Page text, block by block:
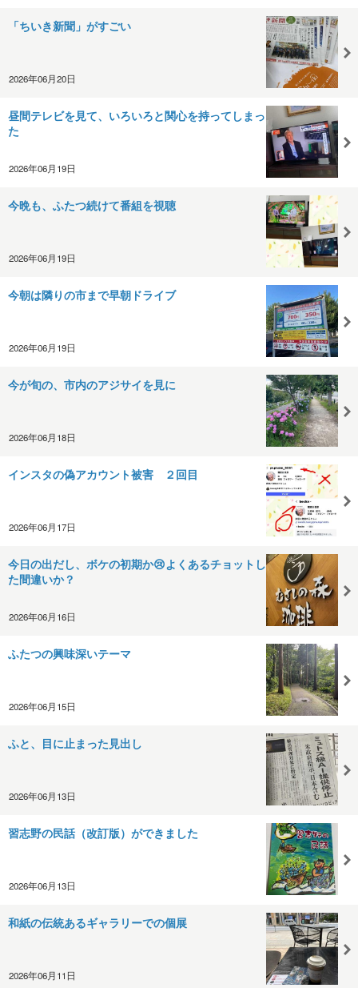
「ちいき新聞」がすごい
2026年06月20日
昼間テレビを見て、いろいろと関心を持ってしまっ
た
2026年06月19日
今晩も、ふたつ続けて番組を視聴
2026年06月19日
今朝は隣りの市まで早朝ドライブ
2026年06月19日
今が旬の、市内のアジサイを見に
2026年06月18日
インスタの偽アカウント被害 ２回目
2026年06月17日
今日の出だし、ボケの初期か😢よくあるチョットし
た間違いか？
2026年06月16日
ふたつの興味深いテーマ
2026年06月15日
ふと、目に止まった見出し
2026年06月13日
習志野の民話（改訂版）ができました
2026年06月13日
和紙の伝統あるギャラリーでの個展
2026年06月11日